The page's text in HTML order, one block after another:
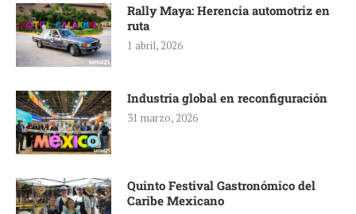
Rally Maya: Herencia automotriz en
ruta
1 abril, 2026
Industria global en reconfiguración
31 marzo, 2026
Quinto Festival Gastronómico del
Caribe Mexicano